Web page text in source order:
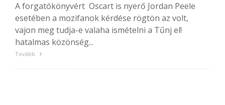
A forgatókönyvért Oscart is nyerő Jordan Peele
esetében a mozifanok kérdése rögtön az volt,
vajon meg tudja-e valaha ismételni a Tűnj el!
hatalmas közönség...
Tovább